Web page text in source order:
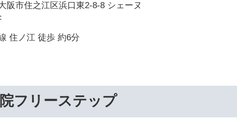
阪市住之江区浜口東2-8-8 シェーヌ
住ノ江 徒歩 約6分
フリーステップ